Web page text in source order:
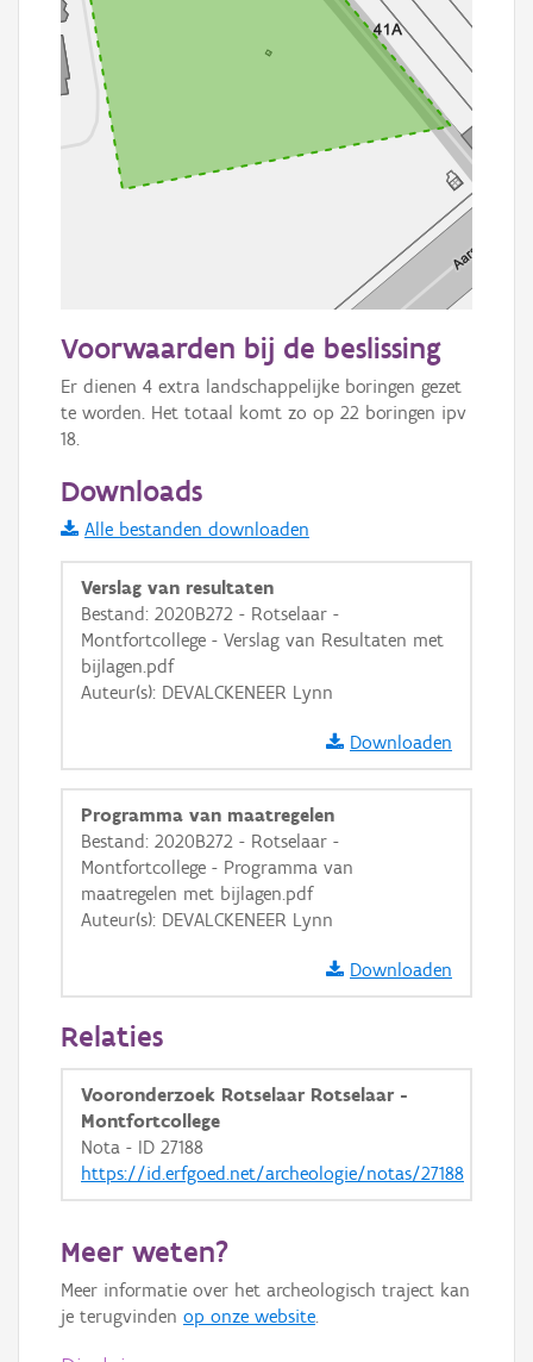
Informatie Vlaanderen
i
+ −
Basis Lagen
Ortho
GRB-Basiskaart
GRB-Basiskaart in grijswaarden
Voorwaarden bij de beslissing
Er dienen 4 extra landschappelijke boringen gezet
te worden. Het totaal komt zo op 22 boringen ipv
18.
Downloads
Alle bestanden downloaden
Verslag van resultaten
Bestand: 2020B272 - Rotselaar -
Montfortcollege - Verslag van Resultaten met
bijlagen.pdf
Auteur(s): DEVALCKENEER Lynn
Downloaden
Programma van maatregelen
Bestand: 2020B272 - Rotselaar -
Montfortcollege - Programma van
maatregelen met bijlagen.pdf
Auteur(s): DEVALCKENEER Lynn
Downloaden
Relaties
Vooronderzoek Rotselaar Rotselaar -
Montfortcollege
Nota - ID 27188
https://id.erfgoed.net/archeologie/notas/27188
Meer weten?
Meer informatie over het archeologisch traject kan
je terugvinden op onze website.